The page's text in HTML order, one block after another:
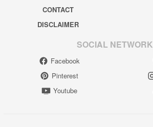
CONTACT
DISCLAIMER
SOCIAL NETWORK
Facebook
Pinterest
Youtube